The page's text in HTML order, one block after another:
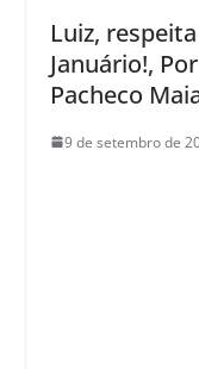
Luiz, respeita
Januário!, Por
Pacheco
9 de setembro de